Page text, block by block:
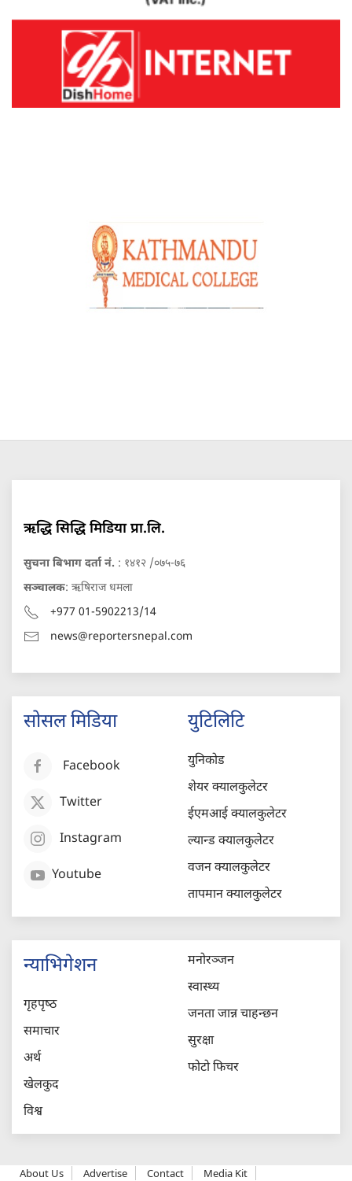
ऋद्धि सिद्धि मिडिया प्रा.लि.
सुचना बिभाग दर्ता नं. : १४१२ /०७५-७६
सञ्चालक: ऋषिराज धमला
+977 01-5902213/14
news@reportersnepal.com
सोसल मिडिया
Facebook
Twitter
Instagram
Youtube
युटिलिटि
युनिकोड
शेयर क्यालकुलेटर
ईएमआई क्यालकुलेटर
ल्यान्ड क्यालकुलेटर
वजन क्यालकुलेटर
तापमान क्यालकुलेटर
न्याभिगेशन
गृहपृष्‍ठ
समाचार
अर्थ
खेलकुद
विश्व
मनोरञ्जन
स्वास्थ्य
जनता जान्न चाहन्छन
सुरक्षा
फोटो फिचर
About Us Advertise Contact Media Kit